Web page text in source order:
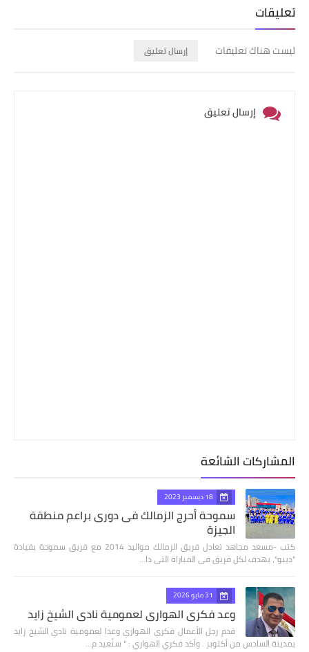
تعليقات
ليست هناك تعليقات إرسال تعليق
إرسال تعليق
المشاركات الشائعة
18 ديسمبر 2023
سموحة أحرج الزمالك فى دورى براعم منطقة
الجيزة
كتب -مسعد مجاهد تعادل فريق الزمالك مواليد 2014 مع فريق سموحة بقيادة
"ديبو"، بهدف لكل فريق فى المباراة التى دا…
31 مايو 2026
وعد فكري الهواري لعمومية نادي الشيخ زايد
قدم رجل الأعمال فكري الهواري وعدا لعمومية نادي الشيخ زايد
بمدينة السادس من أكتوبر . وأكد فكري الهواري : " سنُعيد م…